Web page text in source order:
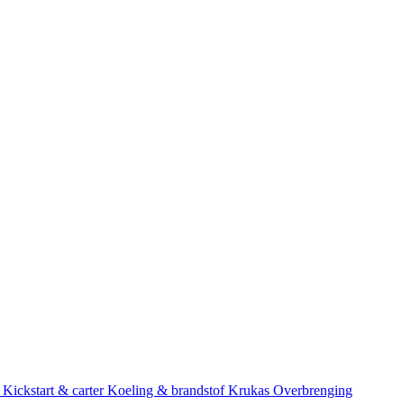
Kickstart & carterKoeling & brandstofKrukas Overbrenging